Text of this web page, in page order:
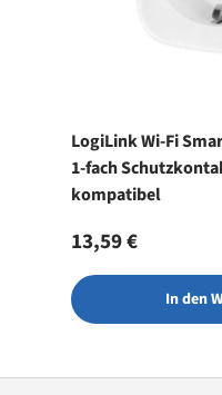
LogiLink Wi-Fi
1-fach
kompatibel
Normaler Preis
13,59 €
In den